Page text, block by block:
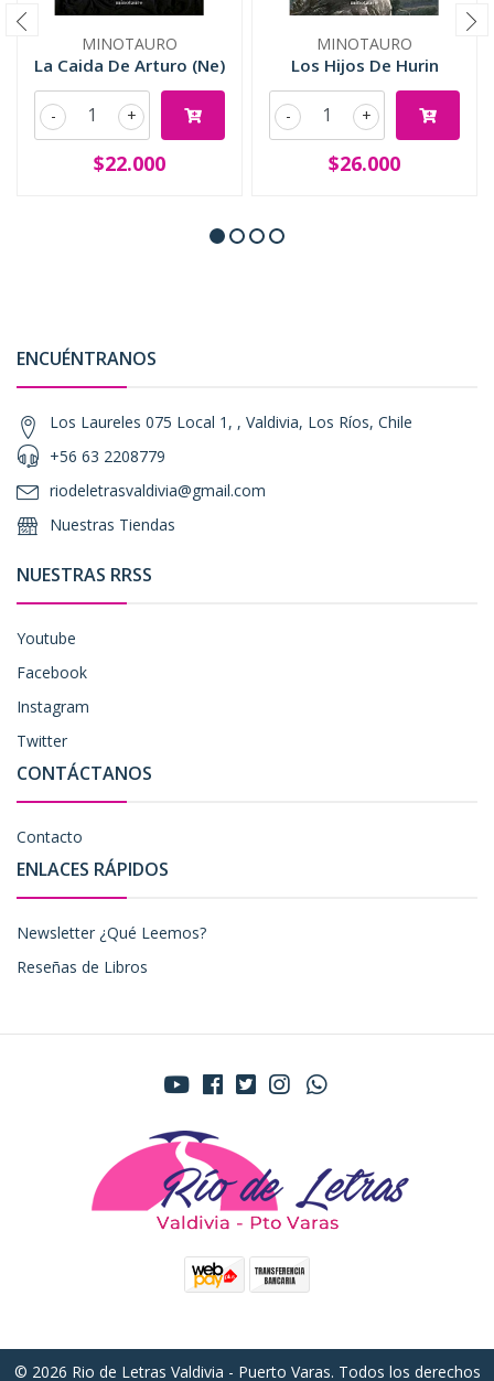
MINOTAURO
La Caida De Arturo (Ne)
+
-
$22.000
MINOTAURO
Los Hijos De Hurin
+
-
$26.000
ENCUÉNTRANOS
Los Laureles 075 Local 1, , Valdivia, Los Ríos, Chile
+56 63 2208779
riodeletrasvaldivia@gmail.com
Nuestras Tiendas
NUESTRAS RRSS
Youtube
Facebook
Instagram
Twitter
CONTÁCTANOS
Contacto
ENLACES RÁPIDOS
Newsletter ¿Qué Leemos?
Reseñas de Libros
© 2026 Rio de Letras Valdivia - Puerto Varas. Todos los derechos